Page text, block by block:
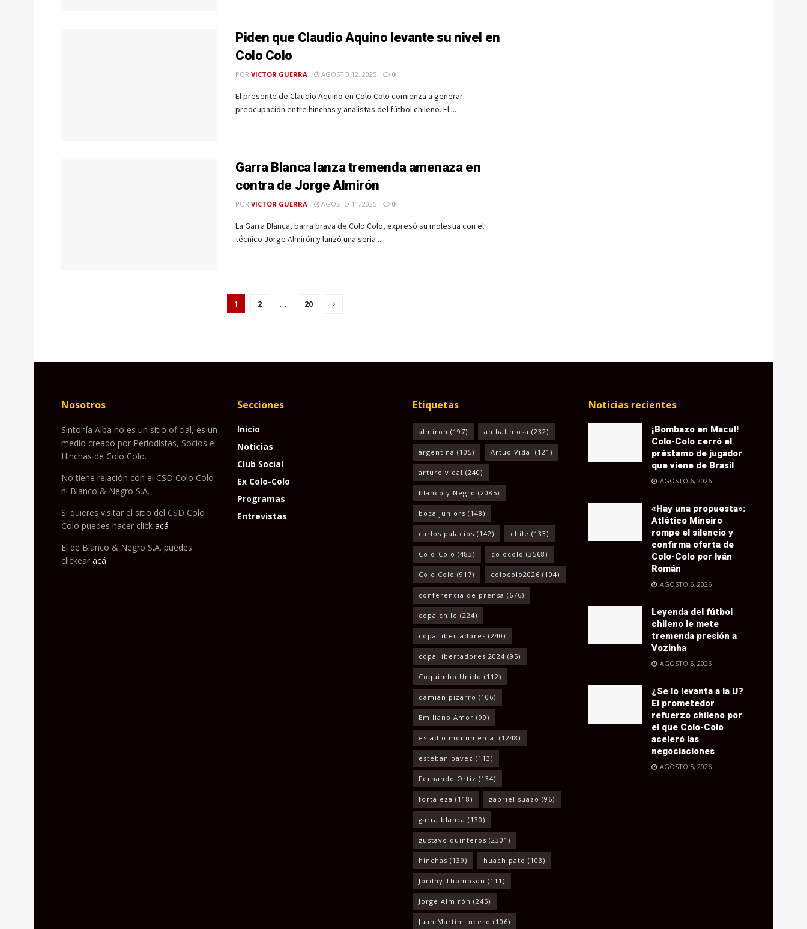
Piden que Claudio Aquino levante su nivel en
Colo Colo
POR VICTOR GUERRA AGOSTO 12, 2025 0
El presente de Claudio Aquino en Colo Colo comienza a generar
preocupación entre hinchas y analistas del fútbol chileno. El ...
Garra Blanca lanza tremenda amenaza en
contra de Jorge Almirón
POR VICTOR GUERRA AGOSTO 11, 2025 0
La Garra Blanca, barra brava de Colo Colo, expresó su molestia con el
técnico Jorge Almirón y lanzó una seria ...
1 2 … 20
Nosotros
Sintonía Alba no es un sitio oficial, es un
medio creado por Periodistas, Socios e
Hinchas de Colo Colo.
No tiene relación con el CSD Colo Colo
ni Blanco & Negro S.A.
Si quieres visitar el sitio del CSD Colo
Colo puedes hacer click acá
El de Blanco & Negro S.A. puedes
clickear acá.
Secciones
Inicio
Noticias
Club Social
Ex Colo-Colo
Programas
Entrevistas
Etiquetas
almiron (197) anibal mosa (232)
argentina (105) Artuo Vidal (121)
arturo vidal (240)
blanco y Negro (2085)
boca juniors (148)
carlos palacios (142) chile (133)
Colo-Colo (483) colocolo (3568)
Colo Colo (917) colocolo2026 (104)
conferencia de prensa (676)
copa chile (224)
copa libertadores (240)
copa libertadores 2024 (95)
Coquimbo Unido (112)
damian pizarro (106)
Emiliano Amor (99)
estadio monumental (1248)
esteban pavez (113)
Fernando Ortiz (134)
fortaleza (118) gabriel suazo (96)
garra blanca (130)
gustavo quinteros (2301)
hinchas (139) huachipato (103)
Jordhy Thompson (111)
Jorge Almirón (245)
Juan Martín Lucero (106)
Noticias recientes
¡Bombazo en Macul!
Colo-Colo cerró el
préstamo de jugador
que viene de Brasil
AGOSTO 6, 2026
«Hay una propuesta»:
Atlético Mineiro
rompe el silencio y
confirma oferta de
Colo-Colo por Iván
Román
AGOSTO 6, 2026
Leyenda del fútbol
chileno le mete
tremenda presión a
Vozinha
AGOSTO 5, 2026
¿Se lo levanta a la U?
El prometedor
refuerzo chileno por
el que Colo-Colo
aceleró las
negociaciones
AGOSTO 5, 2026